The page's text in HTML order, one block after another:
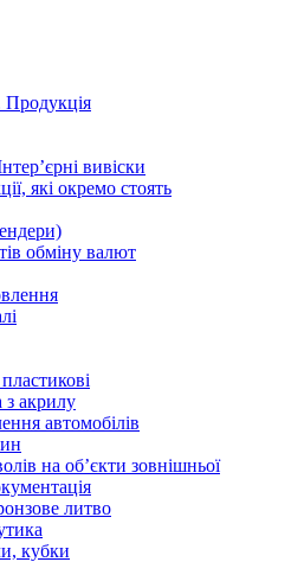
Продукція
вивіски
які окремо стоять
обміну валют
з акрилу
автомобілів
на об’єкти зовнішньої
литво
кубки